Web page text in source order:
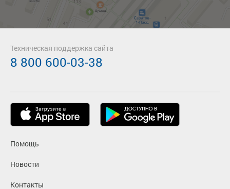
Помощь
Новости
Контакты
Техническая поддержка сайта
8 800 600-03-38